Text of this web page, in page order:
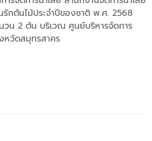
กต้นไม้ประจำปีของชาติ พ.ศ. 2568
วน 2 ต้น บริเวณ ศูนย์บริหารจัดการ
หวัดสมุทรสาคร